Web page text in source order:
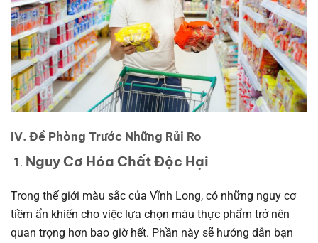
IV. Đề Phòng Trước Những Rủi Ro
Nguy Cơ Hóa Chất Độc Hại
Trong thế giới màu sắc của Vĩnh Long, có những nguy cơ
tiềm ẩn khiến cho việc lựa chọn màu thực phẩm trở nên
quan trọng hơn bao giờ hết. Phần này sẽ hướng dẫn bạn